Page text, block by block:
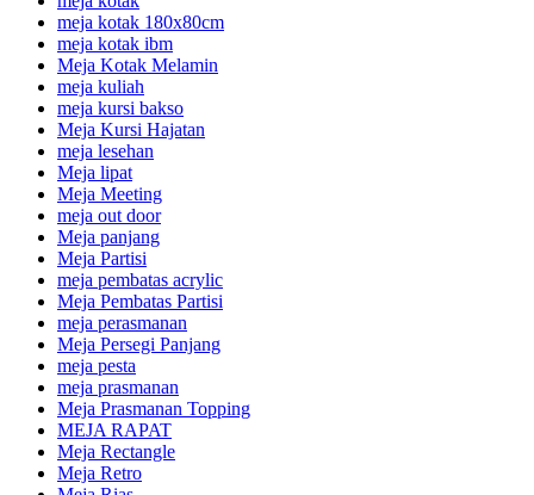
meja kotak 180x80cm
meja kotak ibm
Meja Kotak Melamin
meja kuliah
meja kursi bakso
Meja Kursi Hajatan
meja lesehan
Meja lipat
Meja Meeting
meja out door
Meja panjang
Meja Partisi
meja pembatas acrylic
Meja Pembatas Partisi
meja perasmanan
Meja Persegi Panjang
meja pesta
meja prasmanan
Meja Prasmanan Topping
MEJA RAPAT
Meja Rectangle
Meja Retro